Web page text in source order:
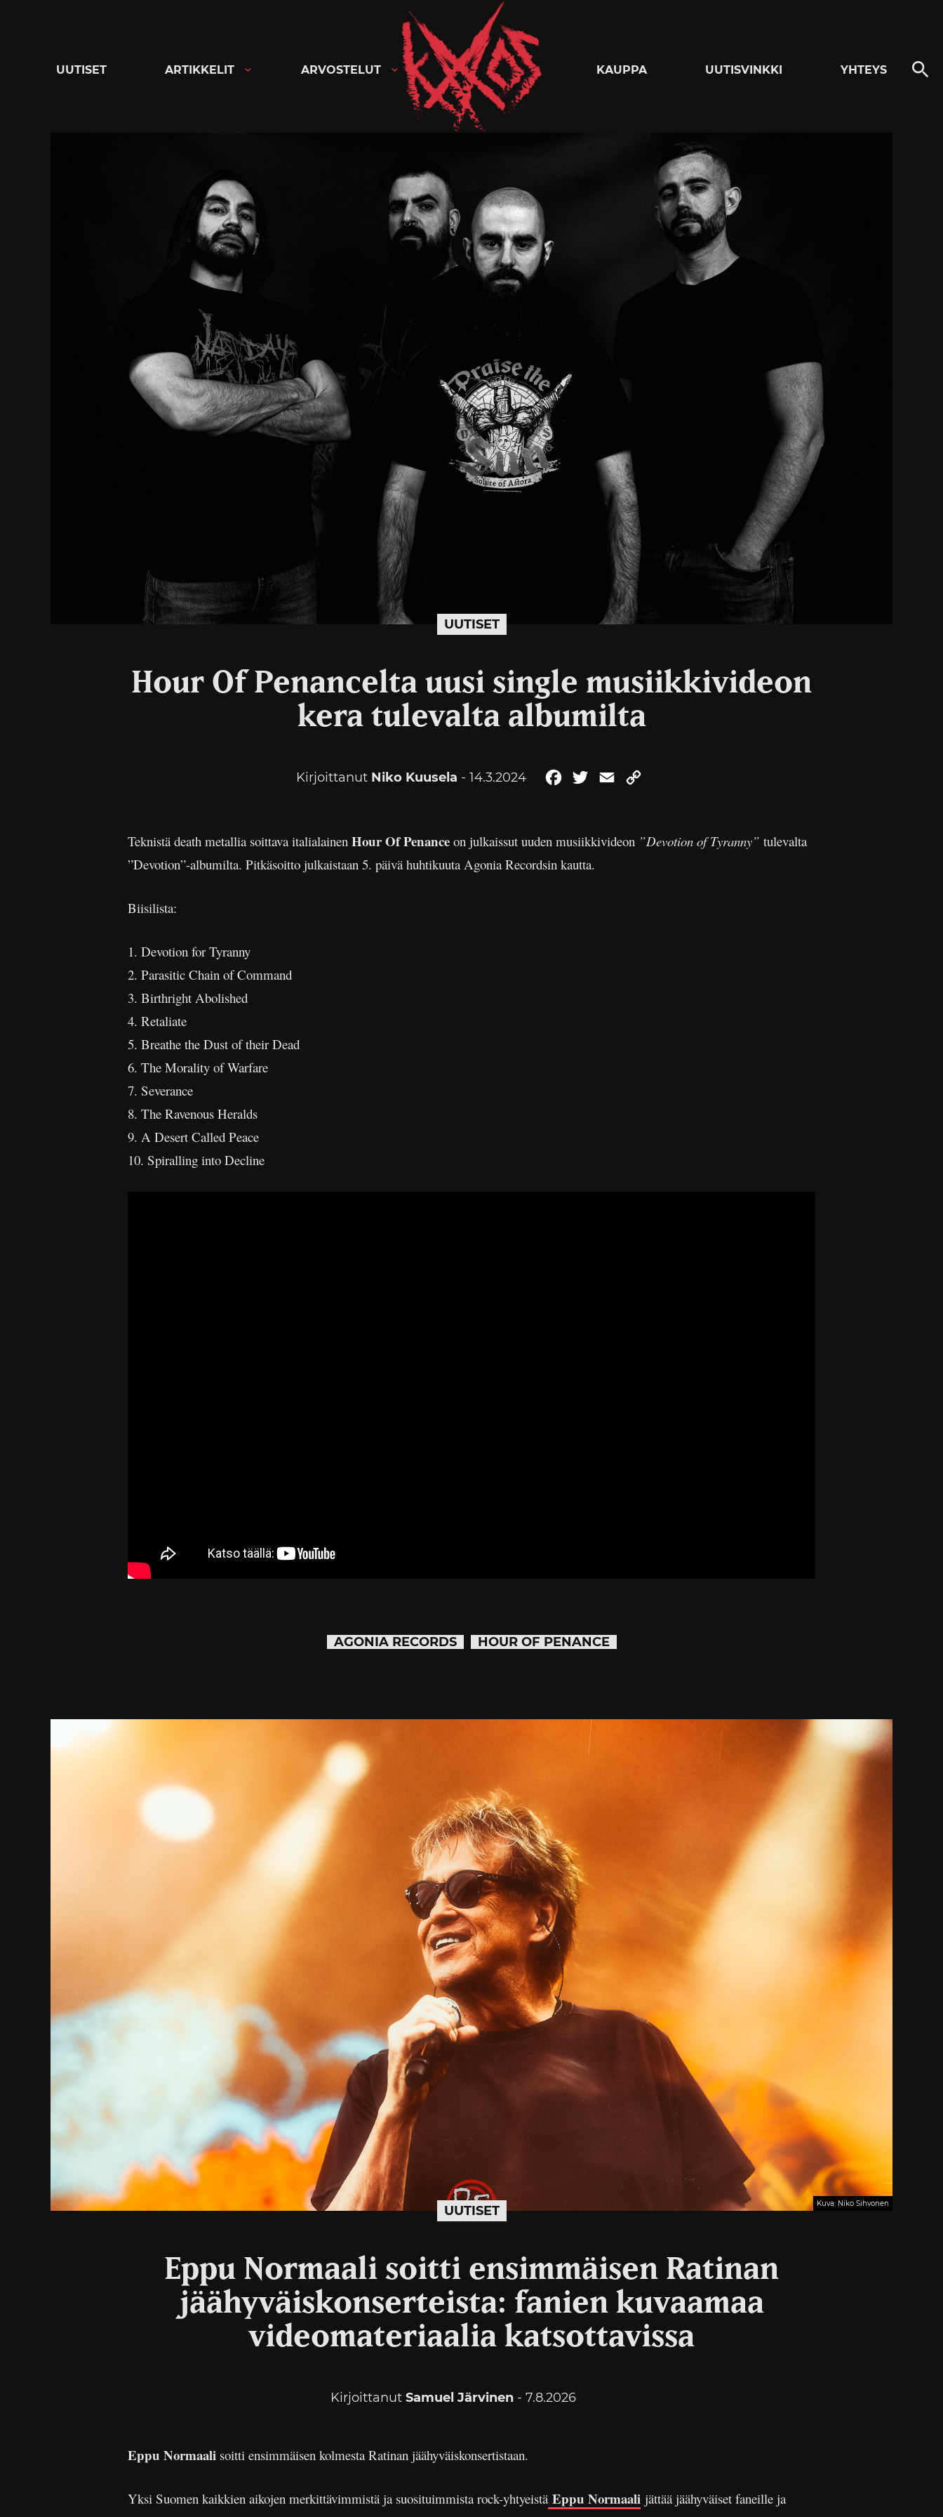
Kaaoszine
UUTISET ARTIKKELIT ARVOSTELUT KAUPPA UUTISVINKKI YHTEYS
UUTISET
Hour Of Penancelta uusi single musiikkivideon
kera tulevalta albumilta
Kirjoittanut Niko Kuusela - 14.3.2024 FacebookTwitterEmail
Teknistä death metallia soittava italialainen Hour Of Penance on julkaissut uuden musiikkivideon ”Devotion of Tyranny” tulevalta
”Devotion”-albumilta. Pitkäsoitto julkaistaan 5. päivä huhtikuuta Agonia Recordsin kautta.
Biisilista:
1. Devotion for Tyranny
2. Parasitic Chain of Command
3. Birthright Abolished
4. Retaliate
5. Breathe the Dust of their Dead
6. The Morality of Warfare
7. Severance
8. The Ravenous Heralds
9. A Desert Called Peace
10. Spiralling into Decline
AGONIA RECORDS HOUR OF PENANCE
UUTISET Kuva: Niko Sihvonen
Eppu Normaali soitti ensimmäisen Ratinan
jäähyväiskonserteista: fanien kuvaamaa
videomateriaalia katsottavissa
Kirjoittanut Samuel Järvinen - 7.8.2026
Eppu Normaali soitti ensimmäisen kolmesta Ratinan jäähyväiskonsertistaan.
Yksi Suomen kaikkien aikojen merkittävimmistä ja suosituimmista rock-yhtyeistä Eppu Normaali jättää jäähyväiset faneille ja